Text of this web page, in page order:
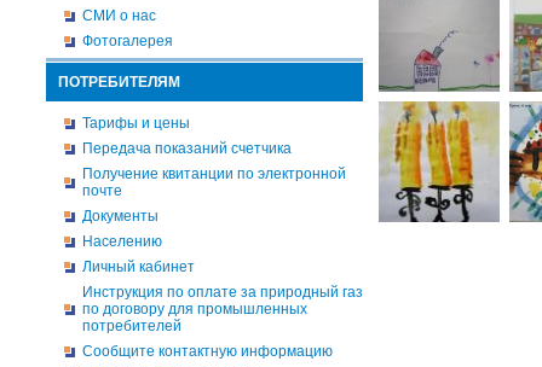
СМИ о нас
Фотогалерея
ПОТРЕБИТЕЛЯМ
Тарифы и цены
Передача показаний счетчика
Получение квитанции по электронной
почте
Документы
Населению
Личный кабинет
Инструкция по оплате за природный газ
по договору для промышленных
потребителей
Сообщите контактную информацию